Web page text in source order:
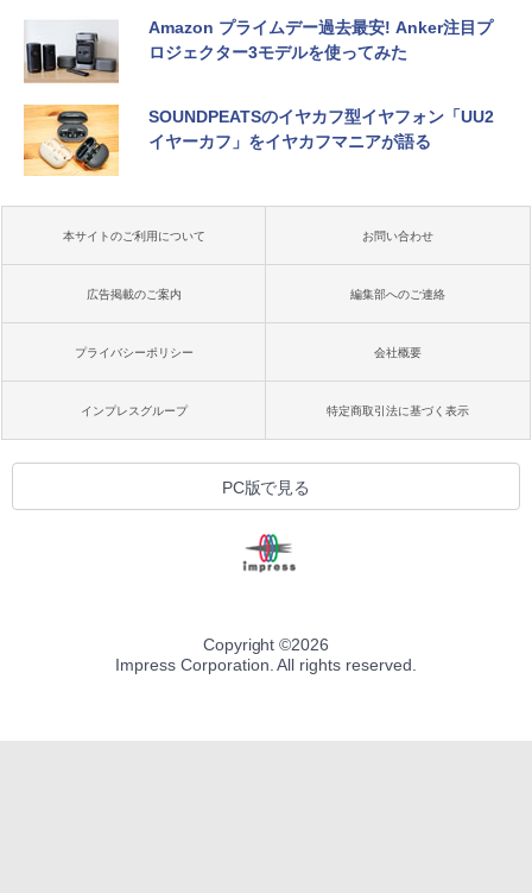
Amazon プライムデー過去最安! Anker注目プ
ロジェクター3モデルを使ってみた
SOUNDPEATSのイヤカフ型イヤフォン「UU2
イヤーカフ」をイヤカフマニアが語る
本サイトのご利用について お問い合わせ
広告掲載のご案内 編集部へのご連絡
プライバシーポリシー 会社概要
インプレスグループ 特定商取引法に基づく表示
PC版で見る
Copyright ©2026
Impress Corporation. All rights reserved.